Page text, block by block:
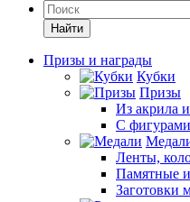
Найти
Призы и награды
Кубки
Призы
Из акрила и
С
Ленты,
Памятные
Заготовки